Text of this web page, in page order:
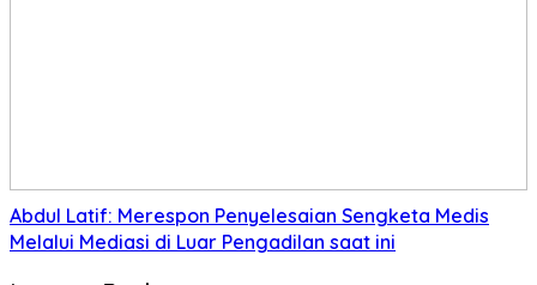
Abdul Latif: Merespon Penyelesaian Sengketa Medis
Melalui Mediasi di Luar Pengadilan saat ini